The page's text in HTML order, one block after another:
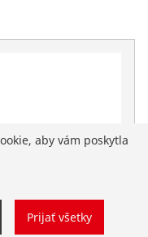
si tiež vybrať
aby vám poskytla
Prijať všetky